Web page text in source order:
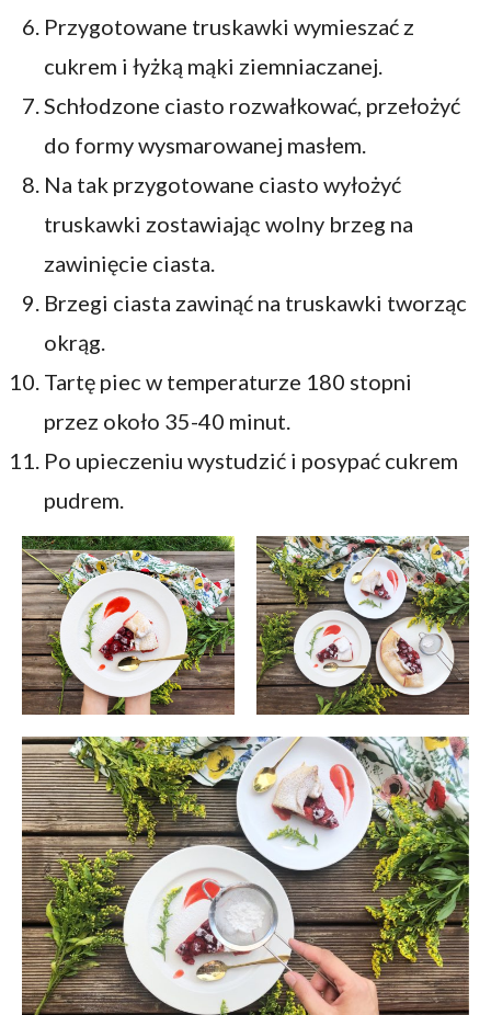
Przygotowane truskawki wymieszać z
cukrem i łyżką mąki ziemniaczanej.
Schłodzone ciasto rozwałkować, przełożyć
do formy wysmarowanej masłem.
Na tak przygotowane ciasto wyłożyć
truskawki zostawiając wolny brzeg na
zawinięcie ciasta.
Brzegi ciasta zawinąć na truskawki tworząc
okrąg.
Tartę piec w temperaturze 180 stopni
przez około 35-40 minut.
Po upieczeniu wystudzić i posypać cukrem
pudrem.